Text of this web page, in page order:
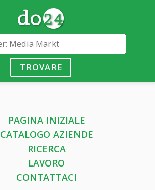
TROVARE
PAGINA INIZIALE
CATALOGO AZIENDE
RICERCA
LAVORO
CONTATTACI